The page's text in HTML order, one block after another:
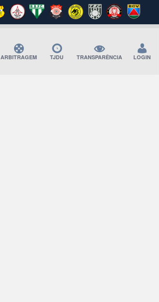
ARBITRAGEM TJDU TRANSPARÊNCIA LOGIN